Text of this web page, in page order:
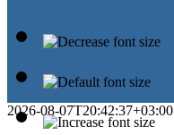
2026-08-07T20:42:37+03:00